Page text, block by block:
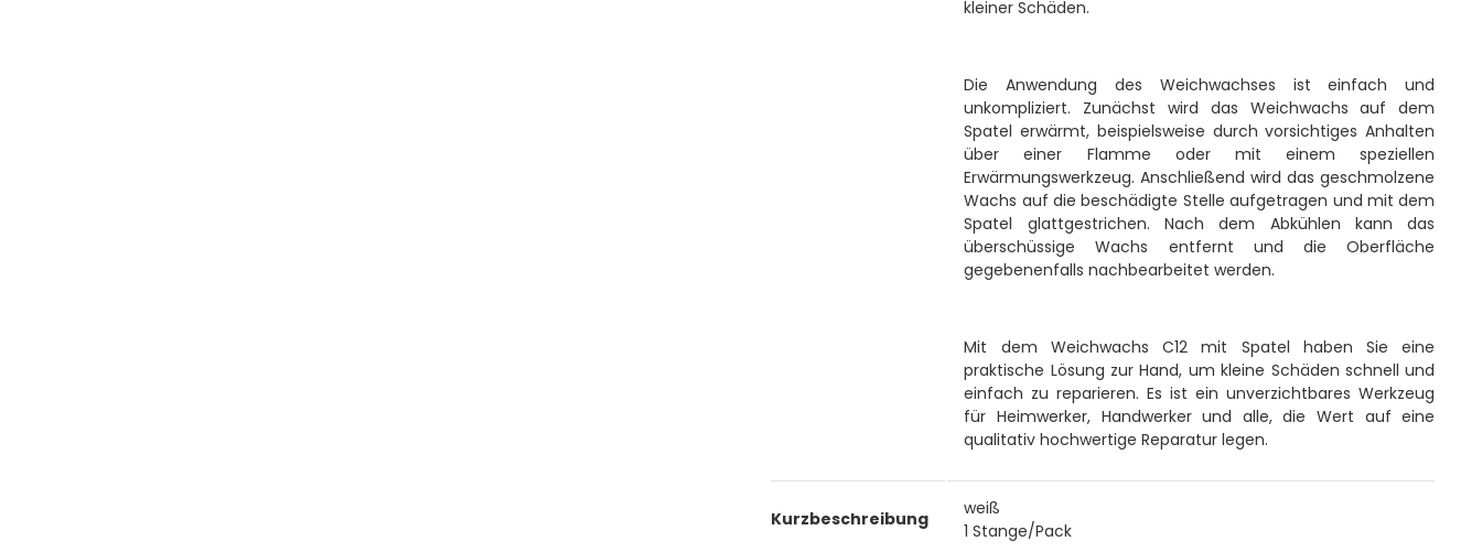
kleiner Schäden.
Die Anwendung des Weichwachses ist einfach und
unkompliziert. Zunächst wird das Weichwachs auf dem
Spatel erwärmt, beispielsweise durch vorsichtiges Anhalten
über einer Flamme oder mit einem speziellen
Erwärmungswerkzeug. Anschließend wird das geschmolzene
Wachs auf die beschädigte Stelle aufgetragen und mit dem
Spatel glattgestrichen. Nach dem Abkühlen kann das
überschüssige Wachs entfernt und die Oberfläche
gegebenenfalls nachbearbeitet werden.
Mit dem Weichwachs C12 mit Spatel haben Sie eine
praktische Lösung zur Hand, um kleine Schäden schnell und
einfach zu reparieren. Es ist ein unverzichtbares Werkzeug
für Heimwerker, Handwerker und alle, die Wert auf eine
qualitativ hochwertige Reparatur legen.
Kurzbeschreibung
weiß
1 Stange/Pack